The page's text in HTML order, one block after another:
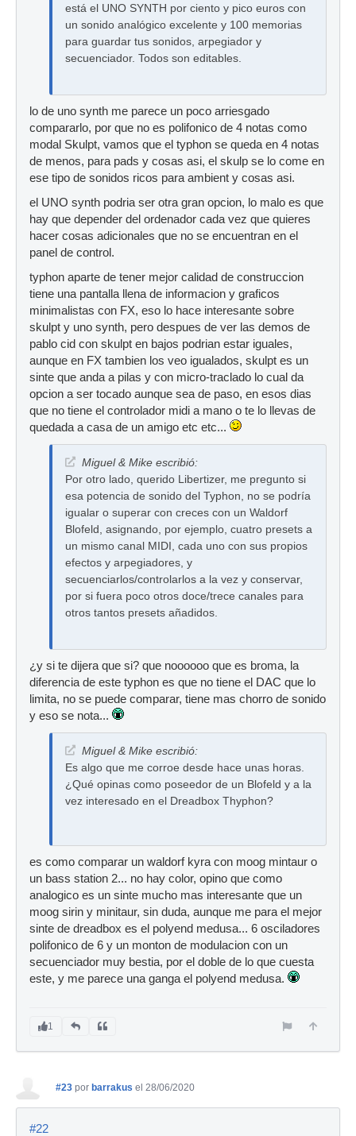
está el UNO SYNTH por ciento y pico euros con
un sonido analógico excelente y 100 memorias
para guardar tus sonidos, arpegiador y
secuenciador. Todos son editables.
lo de uno synth me parece un poco arriesgado
compararlo, por que no es polifonico de 4 notas como
modal Skulpt, vamos que el typhon se queda en 4 notas
de menos, para pads y cosas asi, el skulp se lo come en
ese tipo de sonidos ricos para ambient y cosas asi.
el UNO synth podria ser otra gran opcion, lo malo es que
hay que depender del ordenador cada vez que quieres
hacer cosas adicionales que no se encuentran en el
panel de control.
typhon aparte de tener mejor calidad de construccion
tiene una pantalla llena de informacion y graficos
minimalistas con FX, eso lo hace interesante sobre
skulpt y uno synth, pero despues de ver las demos de
pablo cid con skulpt en bajos podrian estar iguales,
aunque en FX tambien los veo igualados, skulpt es un
sinte que anda a pilas y con micro-traclado lo cual da
opcion a ser tocado aunque sea de paso, en esos dias
que no tiene el controlador midi a mano o te lo llevas de
quedada a casa de un amigo etc etc...
Miguel & Mike escribió:
Por otro lado, querido Libertizer, me pregunto si
esa potencia de sonido del Typhon, no se podría
igualar o superar con creces con un Waldorf
Blofeld, asignando, por ejemplo, cuatro presets a
un mismo canal MIDI, cada uno con sus propios
efectos y arpegiadores, y
secuenciarlos/controlarlos a la vez y conservar,
por si fuera poco otros doce/trece canales para
otros tantos presets añadidos.
¿y si te dijera que si? que noooooo que es broma, la
diferencia de este typhon es que no tiene el DAC que lo
limita, no se puede comparar, tiene mas chorro de sonido
y eso se nota...
Miguel & Mike escribió:
Es algo que me corroe desde hace unas horas.
¿Qué opinas como poseedor de un Blofeld y a la
vez interesado en el Dreadbox Thyphon?
es como comparar un waldorf kyra con moog mintaur o
un bass station 2... no hay color, opino que como
analogico es un sinte mucho mas interesante que un
moog sirin y minitaur, sin duda, aunque me para el mejor
sinte de dreadbox es el polyend medusa... 6 osciladores
polifonico de 6 y un monton de modulacion con un
secuenciador muy bestia, por el doble de lo que cuesta
este, y me parece una ganga el polyend medusa.
1
#23 por barrakus el 28/06/2020
#22